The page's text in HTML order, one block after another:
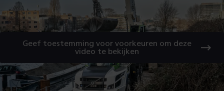
Geef toestemming voor voorkeuren om deze
video te bekijken